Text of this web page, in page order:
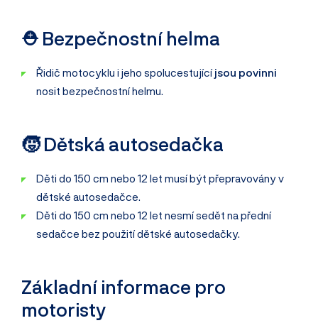
⛑️ Bezpečnostní helma
Řidič motocyklu i jeho spolucestujícíjsou povinni
nosit bezpečnostní helmu.
🧒 Dětská autosedačka
Děti do 150 cm nebo 12 let musí být přepravovány v
dětské autosedačce.
Děti do 150 cm nebo 12 let nesmí sedět na přední
sedačce bez použití dětské autosedačky.
Základní informace pro
motoristy